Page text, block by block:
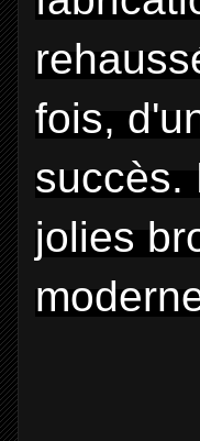
fois,
succès.
jolies